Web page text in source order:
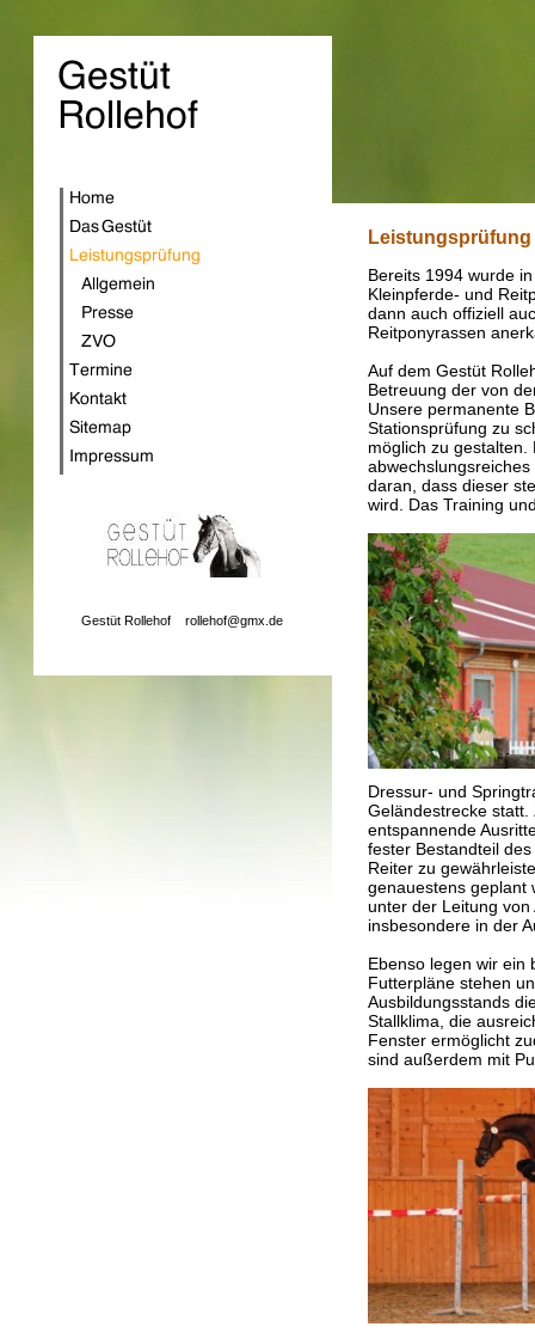
Gestüt Rollehof rollehof@gmx.de
Bereits 1994 wurde
Kleinpferde- und
dann auch offiziell
Reitponyrassen
Auf dem Gestüt
Betreuung der von
Unsere permanente
Stationsprüfung zu
möglich zu
daran, dass dieser
wird. Das Training
Dressur- und
Geländestrecke statt.
entspannende
fester Bestandteil
Reiter zu
genauestens geplant
unter der Leitung
insbesondere in der
Ebenso legen wir ein
Futterpläne stehen
Ausbildungsstands
Stallklima, die
Fenster ermöglicht
sind außerdem mit